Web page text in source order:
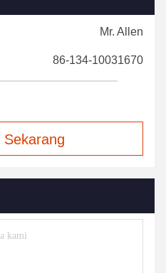
Mr. Allen
86-134-10031670
Sekarang